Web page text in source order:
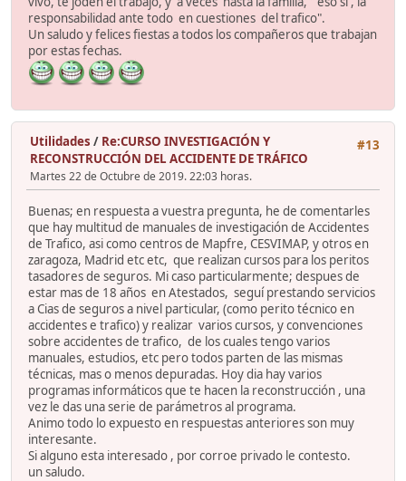
responsabilidad ante todo en cuestiones del trafico".
Un saludo y felices fiestas a todos los compañeros que trabajan
por estas fechas.
#13
Utilidades / Re:CURSO INVESTIGACIÓN Y
RECONSTRUCCIÓN DEL ACCIDENTE DE TRÁFICO
Martes 22 de Octubre de 2019. 22:03 horas.
Buenas; en respuesta a vuestra pregunta, he de comentarles
que hay multitud de manuales de investigación de Accidentes
de Trafico, asi como centros de Mapfre, CESVIMAP, y otros en
zaragoza, Madrid etc etc, que realizan cursos para los peritos
tasadores de seguros. Mi caso particularmente; despues de
estar mas de 18 años en Atestados, seguí prestando servicios
a Cias de seguros a nivel particular, (como perito técnico en
accidentes e trafico) y realizar varios cursos, y convenciones
sobre accidentes de trafico, de los cuales tengo varios
manuales, estudios, etc pero todos parten de las mismas
técnicas, mas o menos depuradas. Hoy dia hay varios
programas informáticos que te hacen la reconstrucción , una
vez le das una serie de parámetros al programa.
Animo todo lo expuesto en respuestas anteriores son muy
interesante.
Si alguno esta interesado , por corroe privado le contesto.
un saludo.